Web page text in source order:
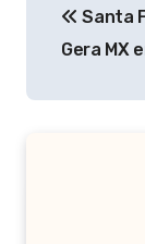
de
Santa
Gera MX